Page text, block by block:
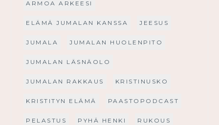
ARMOA ARKEESI
ELÄMÄ JUMALAN KANSSA JEESUS
JUMALA JUMALAN HUOLENPITO
JUMALAN LÄSNÄOLO
JUMALAN RAKKAUS KRISTINUSKO
KRISTITYN ELÄMÄ PAASTOPODCAST
PELASTUS PYHÄ HENKI RUKOUS